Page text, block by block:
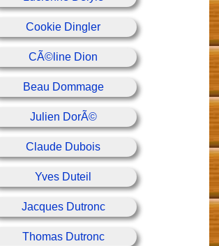
Cookie Dingler
CÃ©line Dion
Beau Dommage
Julien DorÃ©
Claude Dubois
Yves Duteil
Jacques Dutronc
Thomas Dutronc